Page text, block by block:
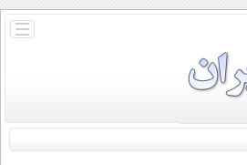
باز
أمريكا وإسرائيل والسعودية إذا تجاوزت خطوط طهران